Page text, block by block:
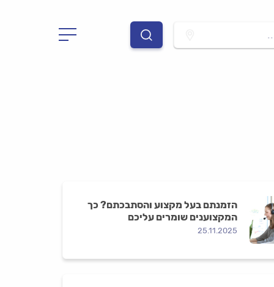
הזמנתם בעל מקצוע והסתבכתם? כך
המקצוענים שומרים עליכם
25.11.2025